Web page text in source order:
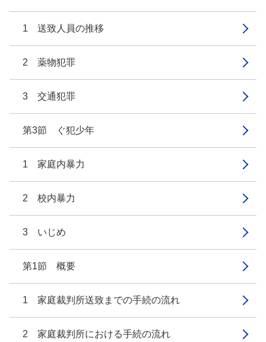
1 送致人員の推移
2 薬物犯罪
3 交通犯罪
第3節 ぐ犯少年
1 家庭内暴力
2 校内暴力
3 いじめ
第1節 概要
1 家庭裁判所送致までの手続の流れ
2 家庭裁判所における手続の流れ